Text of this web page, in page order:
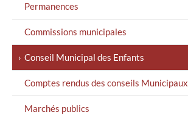
Permanences
Commissions municipales
Conseil Municipal des Enfants
Comptes rendus des conseils Municipaux
Marchés publics